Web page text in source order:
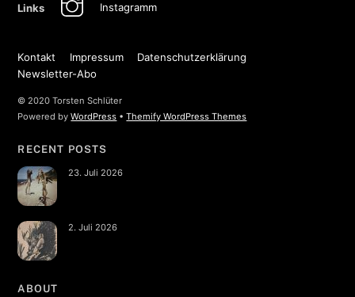
Links Instagramm
Kontakt Impressum
Datenschutzerklärung
Newsletter-Abo
© 2020 Torsten Schlüter
Powered byWordPress •Themify WordPress Themes
RECENT POSTS
23. Juli 2026
2. Juli 2026
ABOUT